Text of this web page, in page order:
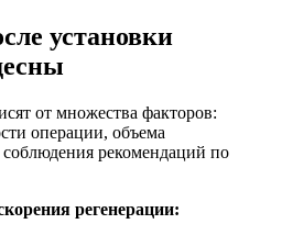
установки
от множества факторов:
операции, объема
рекомендаций по
регенерации: